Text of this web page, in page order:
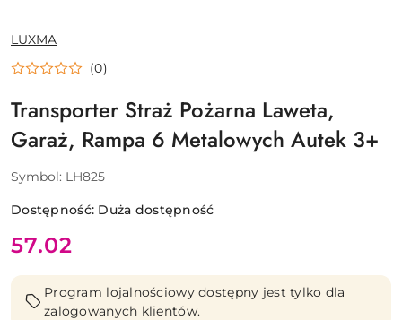
NAZWA
PRODUCENTA:
LUXMA
(0)
Transporter Straż Pożarna Laweta,
Garaż, Rampa 6 Metalowych Autek 3+
Symbol: LH825
Dostępność: Duża dostępność
cena:
57.02
Program lojalnościowy dostępny jest tylko dla
zalogowanych klientów.